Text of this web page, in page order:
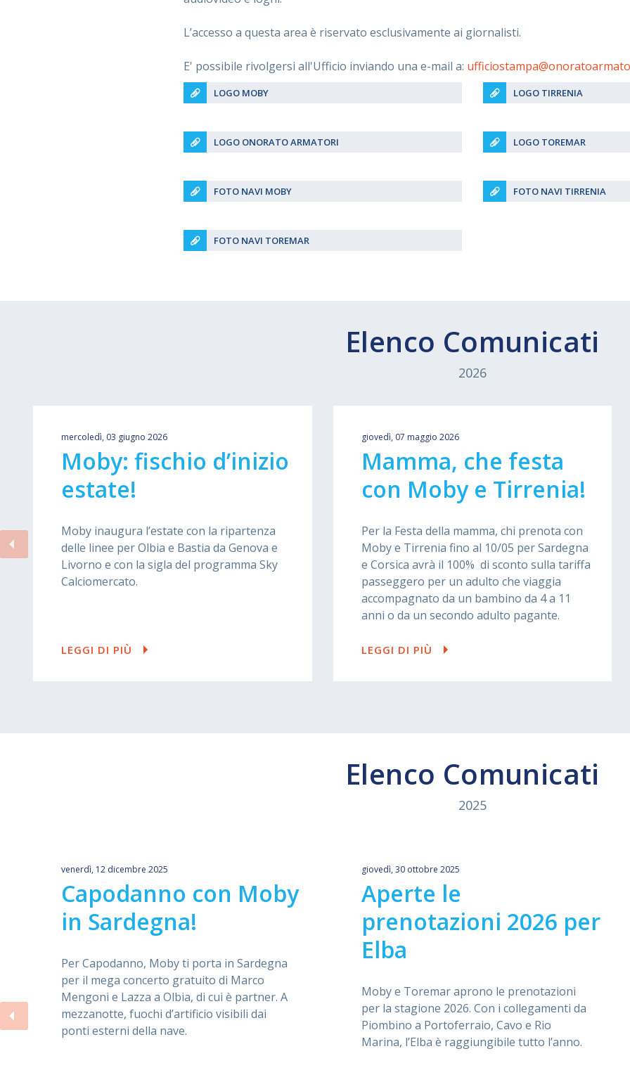
L’accesso a questa area è riservato esclusivamente ai giornalisti.
E' possibile rivolgersi all'Ufficio inviando una e-mail a:
LOGO MOBY LOGO TIRRENIA
LOGO ONORATO ARMATORI LOGO TOREMAR
FOTO NAVI MOBY FOTO NAVI TIRRENIA
FOTO NAVI TOREMAR
Elenco Comunicati
2026
mercoledì, 03 giugno 2026
Moby: fischio d’inizio
estate!
Moby inaugura l’estate con la ripartenza
delle linee per Olbia e Bastia da Genova e
Livorno e con la sigla del programma Sky
Calciomercato.
LEGGI DI PIÙ
giovedì, 07 maggio 2026
Mamma, che festa
con Moby e Tirrenia!
Per la Festa della mamma, chi prenota con
Moby e Tirrenia fino al 10/05 per Sardegna
e Corsica avrà il 100% di sconto sulla tariffa
passeggero per un adulto che viaggia
accompagnato da un bambino da 4 a 11
anni o da un secondo adulto pagante.
LEGGI DI PIÙ
Elenco Comunicati
2025
venerdì, 12 dicembre 2025
Capodanno con Moby
in Sardegna!
Per Capodanno, Moby ti porta in Sardegna
per il mega concerto gratuito di Marco
Mengoni e Lazza a Olbia, di cui è partner. A
mezzanotte, fuochi d’artificio visibili dai
ponti esterni della nave.
giovedì, 30 ottobre 2025
Aperte le
prenotazioni 2026 per
Elba
Moby e Toremar aprono le prenotazioni
per la stagione 2026. Con i collegamenti da
Piombino a Portoferraio, Cavo e Rio
Marina, l’Elba è raggiungibile tutto l’anno.